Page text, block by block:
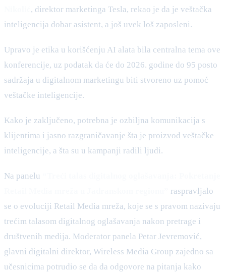
, direktor marketinga Tesla, rekao je da je veštačka
inteligencija dobar asistent, a još uvek loš zaposleni.
Upravo je etika u korišćenju AI alata bila centralna tema ove
konferencije, uz podatak da će do 2026. godine do 95 posto
sadržaja u digitalnom marketingu biti stvoreno uz pomoć
veštačke inteligencije.
Kako je zaključeno, potrebna je ozbiljna komunikacija s
klijentima i jasno razgraničavanje šta je proizvod veštačke
inteligencije, a šta su u kampanji radili ljudi.
Na panelu
raspravljalo
se o evoluciji Retail Media mreža, koje se s pravom nazivaju
trećim talasom digitalnog oglašavanja nakon pretrage i
društvenih medija. Moderator panela Petar Jevremović,
glavni digitalni direktor, Wireless Media Group zajedno sa
učesnicima potrudio se da da odgovore na pitanja kako